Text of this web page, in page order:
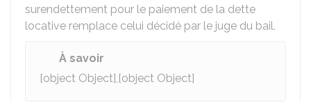
surendettement pour le paiement de la dette
locative remplace celui décidé par le juge du bail.
À savoir
[object Object],[object Object]